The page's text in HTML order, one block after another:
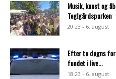
Musik, kunst og
Teglgårdsparken
20:23 - 6. august
Efter to døgns
fundet i live...
18:23 - 6. august